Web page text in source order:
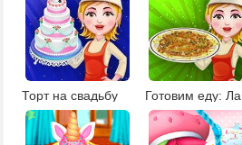
Торт на свадьбу